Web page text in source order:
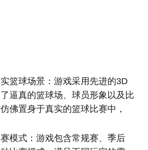
篮球场景：游戏采用先进的3D
逼真的篮球场、球员形象以及比
佛置身于真实的篮球比赛中，
模式：游戏包含常规赛、季后